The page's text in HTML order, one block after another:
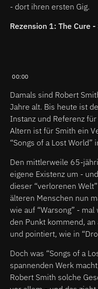
- dort ihren ersten Gig.
Rezension 1: The Cure
00:00
Damals sind Robert
Jahre alt. Bis heute ist
Instanz und Referenz
Altern ist für Smith ein
“Songs of a Lost
Den mittlerweile 65-
eigene Existenz um -
dieser “verlorenen
älteren Menschen nun
wie auf “Warsong” -
den Punkt kommend,
und pointiert, wie in
Doch was “Songs of a
spannenden Werk
Robert Smith solche